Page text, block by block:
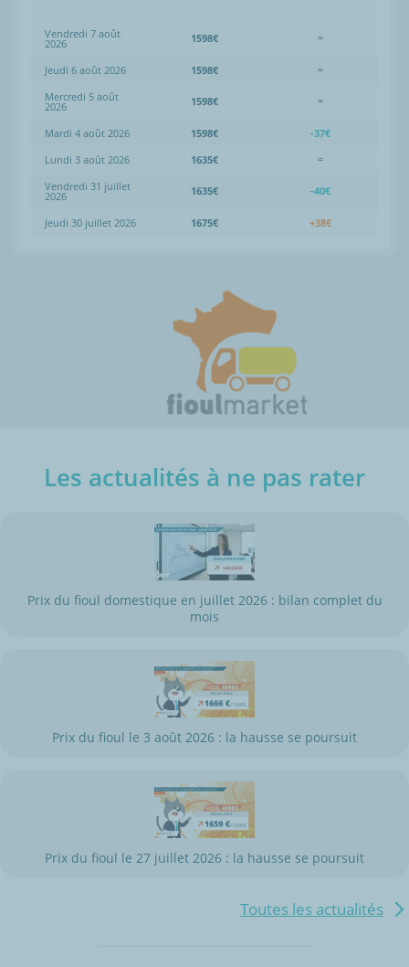
Vendredi 7 août
2026 1598€ =
Jeudi 6 août 2026 1598€
=
Mercredi 5 août
2026 1598€ =
Mardi 4 août 2026 1598€
-37€
Lundi 3 août 2026
1635€
=
Vendredi 31 juillet
2026 1635€ -40€
Jeudi 30 juillet 2026 1675€ +38€
Les actualités à ne pas rater
Prix du fioul domestique en juillet 2026 : bilan complet du
mois
Prix du fioul le 3 août 2026 : la hausse se poursuit
Prix du fioul le 27 juillet 2026 : la hausse se poursuit
Toutes les actualités